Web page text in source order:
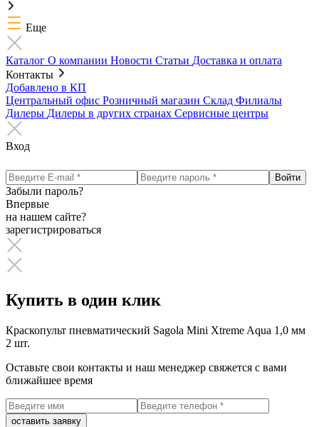
Еще
Каталог О компании Новости Статьи Доставка и оплата
Контакты
Добавлено в КП
Центральный офис Розничный магазин Склад Филиалы
Дилеры Дилеры в других странах Сервисные центры
Вход
Забыли пароль?
Впервые
на нашем сайте?
зарегистрироваться
Купить в один клик
Краскопульт пневматический Sagola Mini Xtreme Aqua 1,0 мм
2 шт.
Оставьте свои контакты и наш менеджер свяжется с вами
ближайшее время
оставить заявку